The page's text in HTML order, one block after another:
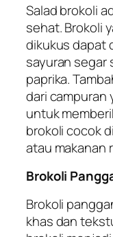
Salad brokoli
sehat. Brokoli
dikukus dapat
sayuran segar
paprika.
dari campuran
untuk
brokoli cocok
atau makanan
Brokoli
Brokoli
khas dan